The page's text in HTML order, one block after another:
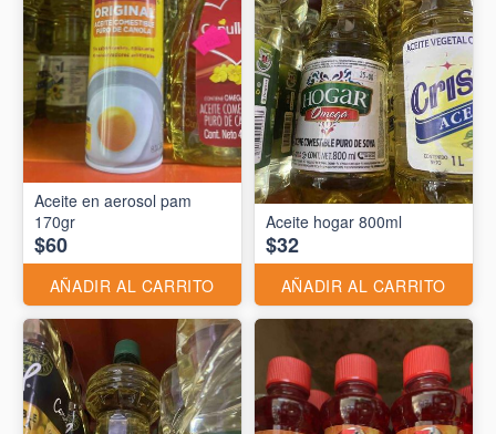
Aceite en aerosol pam
170gr
$60
AÑADIR AL CARRITO
Aceite hogar 800ml
$32
AÑADIR AL CARRITO